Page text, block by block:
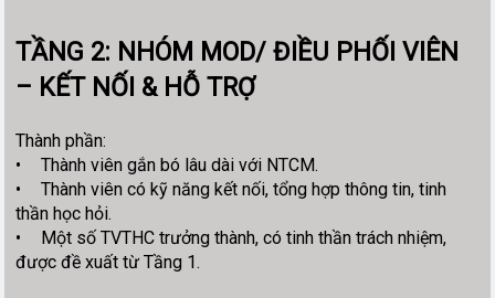
TẦNG 2: NHÓM MOD/ ĐIỀU PHỐI VIÊN
– KẾT NỐI & HỖ TRỢ
Thành phần:
•
Thành viên gắn bó lâu dài với NTCM.
•
Thành viên có kỹ năng kết nối, tổng hợp thông tin, tinh
thần học hỏi.
•
Một số TVTHC trưởng thành, có tinh thần trách nhiệm,
được đề xuất từ Tầng 1.